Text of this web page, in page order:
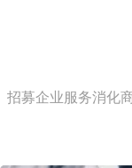
招募企业服务消化